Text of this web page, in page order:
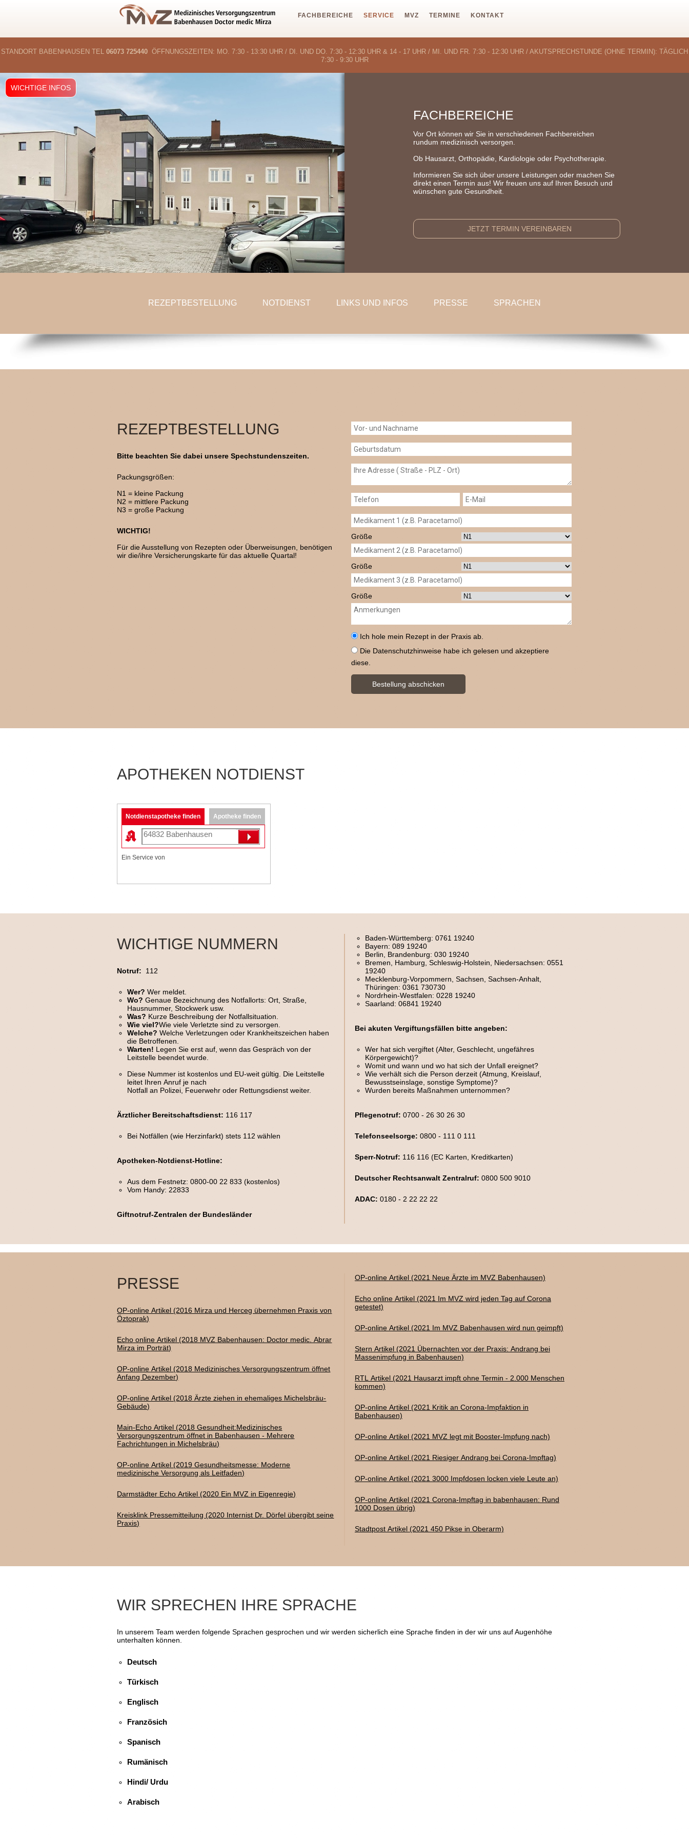
FACHBEREICHE SERVICE MVZ TERMINE KONTAKT
STANDORT BABENHAUSEN TEL 06073 725440 ÖFFNUNGSZEITEN: MO. 7:30 - 13:30 UHR / DI. UND DO. 7:30 - 12:30 UHR & 14 - 17 UHR / MI. UND FR. 7:30 - 12:30 UHR / AKUTSPRECHSTUNDE (OHNE TERMIN): TÄGLICH
7:30 - 9:30 UHR
WICHTIGE INFOS
FACHBEREICHE
Vor Ort können wir Sie in verschiedenen Fachbereichen
rundum medizinisch versorgen.
Ob Hausarzt, Orthopädie, Kardiologie oder Psychotherapie.
Informieren Sie sich über unsere Leistungen oder machen Sie
direkt einen Termin aus! Wir freuen uns auf Ihren Besuch und
wünschen gute Gesundheit.
JETZT TERMIN VEREINBAREN
REZEPTBESTELLUNG NOTDIENST LINKS UND INFOS PRESSE SPRACHEN
REZEPTBESTELLUNG
Bitte beachten Sie dabei unsere Spechstundenszeiten.
Packungsgrößen:
N1 = kleine Packung
N2 = mittlere Packung
N3 = große Packung
WICHTIG!
Für die Ausstellung von Rezepten oder Überweisungen, benötigen
wir die/ihre Versicherungskarte für das aktuelle Quartal!
Größe
Größe
Größe
Ich hole mein Rezept in der Praxis ab.
Die Datenschutzhinweise habe ich gelesen und akzeptiere
diese.
APOTHEKEN NOTDIENST
Notdienstapotheke finden Apotheke finden
Ein Service von
WICHTIGE NUMMERN
Notruf: 112
Wer? Wer meldet.
Wo? Genaue Bezeichnung des Notfallorts: Ort, Straße,
Hausnummer, Stockwerk usw.
Was? Kurze Beschreibung der Notfallsituation.
Wie viel?Wie viele Verletzte sind zu versorgen.
Welche? Welche Verletzungen oder Krankheitszeichen haben
die Betroffenen.
Warten! Legen Sie erst auf, wenn das Gespräch von der
Leitstelle beendet wurde.
Diese Nummer ist kostenlos und EU-weit gültig. Die Leitstelle
leitet Ihren Anruf je nach
Notfall an Polizei, Feuerwehr oder Rettungs­­­dienst weiter.
Ärztlicher Bereitschaftsdienst: 116 117
Bei Notfällen (wie Herzinfarkt) stets 112 wählen
Apotheken-Notdienst-Hotline:
Aus dem Festnetz: 0800-00 22 833 (kostenlos)
Vom Handy: 22833
Giftnotruf-Zentralen der Bundesländer
Baden-Württemberg: 0761 19240
Bayern: 089 19240
Berlin, Brandenburg: 030 19240
Bremen, Hamburg, Schleswig-Holstein, Niedersachsen: 0551
19240
Mecklenburg-Vorpommern, Sachsen, Sachsen-Anhalt,
Thüringen: 0361 730730
Nordrhein-Westfalen: 0228 19240
Saarland: 06841 19240
Bei akuten Vergiftungsfällen bitte angeben:
Wer hat sich vergiftet (Alter, Geschlecht, ungefähres
Körpergewicht)?
Womit und wann und wo hat sich der Unfall ereignet?
Wie verhält sich die Person derzeit (Atmung, Kreislauf,
Bewusstseinslage, sonstige Symptome)?
Wurden bereits Maßnahmen unternommen?
Pflege­not­­ruf: 0700 - 26 30 26 30
Telefonseelsorge: 0800 - 111 0 111
Sperr-Notruf: 116 116 (EC Karten, Kreditkarten)
Deutscher Rechtsanwalt Zentralruf: 0800 500 9010
ADAC: 0180 - 2 22 22 22
PRESSE
OP-online Artikel (2016 Mirza und Herceg übernehmen Praxis von
Öztoprak)
Echo online Artikel (2018 MVZ Babenhausen: Doctor medic. Abrar
Mirza im Porträt)
OP-online Artikel (2018 Medizinisches Versorgungszentrum öffnet
Anfang Dezember)
OP-online Artikel (2018 Ärzte ziehen in ehemaliges Michelsbräu-
Gebäude)
Main-Echo Artikel (2018 Gesundheit:Medizinisches
Versorgungszentrum öffnet in Babenhausen - Mehrere
Fachrichtungen in Michelsbräu)
OP-online Artikel (2019 Gesundheitsmesse: Moderne
medizinische Versorgung als Leitfaden)
Darmstädter Echo Artikel (2020 Ein MVZ in Eigenregie)
Kreisklink Pressemitteilung (2020 Internist Dr. Dörfel übergibt seine
Praxis)
OP-online Artikel (2021 Neue Ärzte im MVZ Babenhausen)
Echo online Artikel (2021 Im MVZ wird jeden Tag auf Corona
getestet)
OP-online Artikel (2021 Im MVZ Babenhausen wird nun geimpft)
Stern Artikel (2021 Übernachten vor der Praxis: Andrang bei
Massenimpfung in Babenhausen)
RTL Artikel (2021 Hausarzt impft ohne Termin - 2.000 Menschen
kommen)
OP-online Artikel (2021 Kritik an Corona-Impfaktion in
Babenhausen)
OP-online Artikel (2021 MVZ legt mit Booster-Impfung nach)
OP-online Artikel (2021 Riesiger Andrang bei Corona-Impftag)
OP-online Artikel (2021 3000 Impfdosen locken viele Leute an)
OP-online Artikel (2021 Corona-Impftag in babenhausen: Rund
1000 Dosen übrig)
Stadtpost Artikel (2021 450 Pikse in Oberarm)
WIR SPRECHEN IHRE SPRACHE
In unserem Team werden folgende Sprachen gesprochen und wir werden sicherlich eine Sprache finden in der wir uns auf Augenhöhe
unterhalten können.
Deutsch
Türkisch
Englisch
Französich
Spanisch
Rumänisch
Hindi/ Urdu
Arabisch